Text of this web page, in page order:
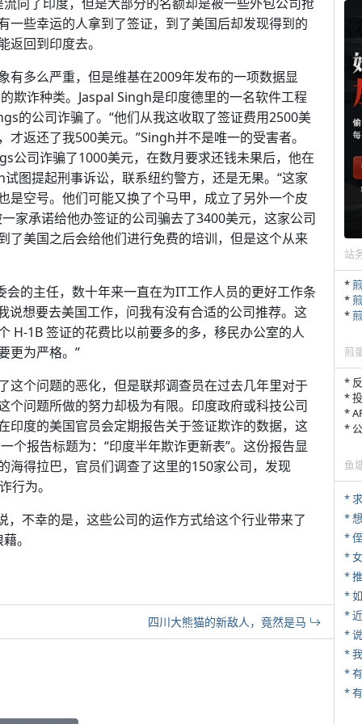
一些幸运的人拿到了签证，到了美国后却发现得到的
回到印度去。
有多么严重，但是维基在2009年发布的一项数据显
欺诈种类。Jaspal Singh是印度德里的一名软件工程
的公司诈骗了。“他们从我这收取了签证费用2500美
返还了我500美元。”Singh并不是唯一的受害者。
司诈骗了1000美元，在数月要求还钱未果后，他在
图提起刑事诉讼，联系纽约警方，还是无果。“这家
是空号。他们可能又换了个马甲，成立了另外一个皮
家承诺给他办签证的公司骗去了3400美元，这家公司
了美国之后会给他们进行免费的培训，但是这个从来
的主任，数十年来一直在为IT工作人员的更好工作条
说想要去美国工作，问我有没有合适的公司推荐。这
H-1B 签证的花费比以前要多的多，移民办公室的人
更为严格。”
这个问题的恶化，但是联邦调查员在过去几年里对于
个问题所做的努力却极为有限。印度政府或科技公司
印度的美国官员会定期报告关于签证欺诈的数据，这
个报告标题为：“印度半年欺诈更新表”。这份报告显
海得拉巴，官员们调查了这里的150家公司，发现
行为。
不幸的是，这些公司的运作方式给这个行业带来了
。
四川大熊猫的新敌人，竟然是马
站
*
*
*
煎
*
*
*
*
鱼
*
*
*
*
*
*
*
*
*